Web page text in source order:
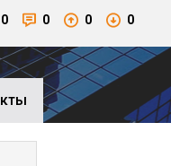
0 0 0 0